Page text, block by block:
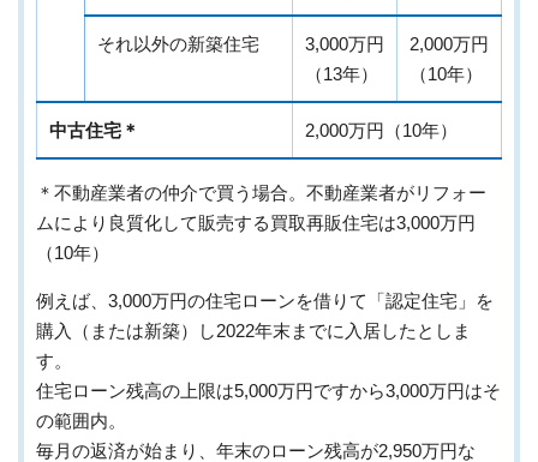
それ以外の新築住宅
3,000万円
（13年）
2,000万円
（10年）
中古住宅＊ 2,000万円（10年）
＊不動産業者の仲介で買う場合。不動産業者がリフォー
ムにより良質化して販売する買取再販住宅は3,000万円
（10年）
例えば、3,000万円の住宅ローンを借りて「認定住宅」を
購入（または新築）し2022年末までに入居したとしま
す。
住宅ローン残高の上限は5,000万円ですから3,000万円はそ
の範囲内。
毎月の返済が始まり、年末のローン残高が2,950万円な